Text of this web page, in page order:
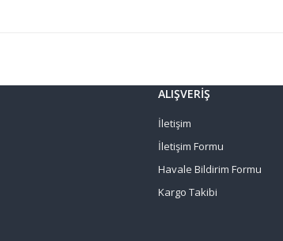
ALIŞVERİŞ
İletişim
İletişim Formu
Havale Bildirim Formu
Kargo Takibi